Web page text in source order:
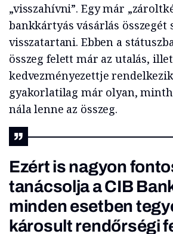
„visszahívni”. Egy már
bankkártyás vásárlás összegét
visszatartani. Ebben a
összeg felett már az utalás,
kedvezményezettje
gyakorlatilag már olyan,
nála lenne az összeg.
Ezért is nagyon
tanácsolja a CIB
minden esetben
károsult rendőrségi